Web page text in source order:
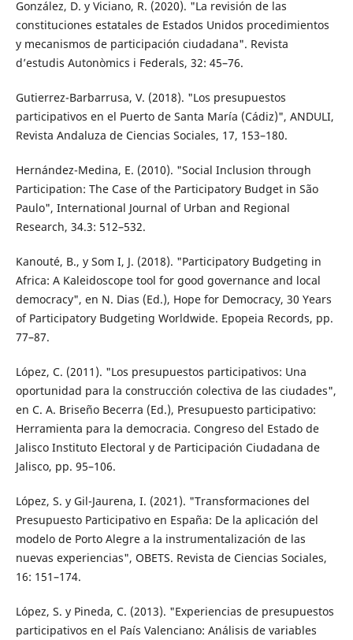
González, D. y Viciano, R. (2020). "La revisión de las
constituciones estatales de Estados Unidos procedimientos
y mecanismos de participación ciudadana". Revista
d’estudis Autonòmics i Federals, 32: 45–76.
Gutierrez-Barbarrusa, V. (2018). "Los presupuestos
participativos en el Puerto de Santa María (Cádiz)", ANDULI,
Revista Andaluza de Ciencias Sociales, 17, 153–180.
Hernández-Medina, E. (2010). "Social Inclusion through
Participation: The Case of the Participatory Budget in São
Paulo", International Journal of Urban and Regional
Research, 34.3: 512–532.
Kanouté, B., y Som I, J. (2018). "Participatory Budgeting in
Africa: A Kaleidoscope tool for good governance and local
democracy", en N. Dias (Ed.), Hope for Democracy, 30 Years
of Participatory Budgeting Worldwide. Epopeia Records, pp.
77–87.
López, C. (2011). "Los presupuestos participativos: Una
oportunidad para la construcción colectiva de las ciudades",
en C. A. Briseño Becerra (Ed.), Presupuesto participativo:
Herramienta para la democracia. Congreso del Estado de
Jalisco Instituto Electoral y de Participación Ciudadana de
Jalisco, pp. 95–106.
López, S. y Gil-Jaurena, I. (2021). "Transformaciones del
Presupuesto Participativo en España: De la aplicación del
modelo de Porto Alegre a la instrumentalización de las
nuevas experiencias", OBETS. Revista de Ciencias Sociales,
16: 151–174.
López, S. y Pineda, C. (2013). "Experiencias de presupuestos
participativos en el País Valenciano: Análisis de variables